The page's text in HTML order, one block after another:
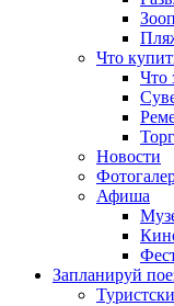
Что
Что
Новости
Афиша
Запланируй